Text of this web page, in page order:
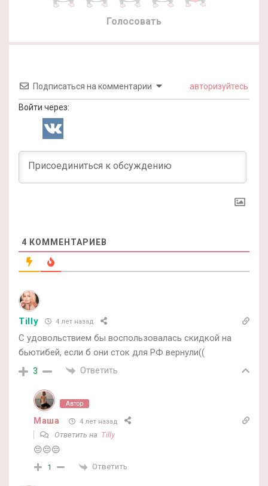
Голосовать
Подписаться на комментарии авторизуйтесь
Войти через:
4 КОММЕНТАРИЕВ
Tilly 4 лет назад
С удовольствием бы воспользовалась скидкой на
бьютибей, если б они сток для РФ вернули((
3 Ответить
Автор
Маша 4 лет назад
Ответить на Tilly
😔😔😔
1 Ответить